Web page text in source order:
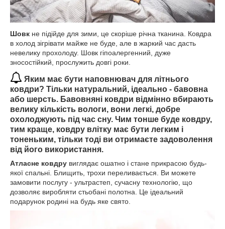
Шовк не підійде для зими, це скоріше річна тканина. Ковдра
в холод зігрівати майже не буде, але в жаркий час дасть
невелику прохолоду. Шовк гіпоалергенний, дуже
зносостійкий, прослужить довгі роки.
Яким має бути наповнювач для літнього
ковдри? Тільки натуральний, ідеально - бавовна
або шерсть. Бавовняні ковдри відмінно вбирають
велику кількість вологи, вони легкі, добре
охолоджують під час сну. Чим тонше буде ковдру,
тим краще, ковдру влітку має бути легким і
тоненьким, тільки тоді ви отримаєте задоволення
від його використання.
Атласне ковдру виглядає ошатно і стане прикрасою будь-
якої спальні. Блищить, трохи переливається. Ви можете
замовити послугу - ультрастеп, сучасну технологію, що
дозволяє виробляти стьобані полотна. Це ідеальний
подарунок родині на будь яке свято.